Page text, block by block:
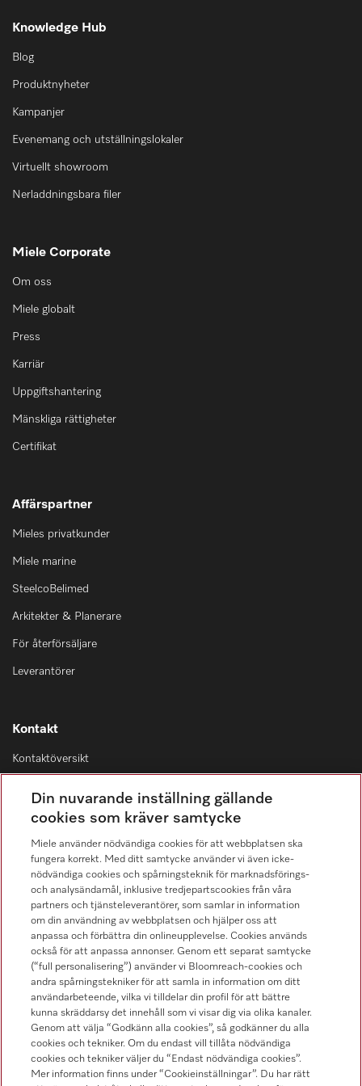
Knowledge Hub
Blog
Produktnyheter
Kampanjer
Evenemang och utställningslokaler
Virtuellt showroom
Nerladdningsbara filer
Miele Corporate
Om oss
Miele globalt
Press
Karriär
Uppgiftshantering
Mänskliga rättigheter
Certifikat
Affärspartner
Mieles privatkunder
Miele marine
SteelcoBelimed
Arkitekter & Planerare
För återförsäljare
Leverantörer
Kontakt
Kontaktöversikt
08-562 29 800
Hitta återförsäljare
Följ Miele Professional
Din nuvarande inställning gällande
cookies som kräver samtycke
Miele använder nödvändiga cookies för att webbplatsen ska
fungera korrekt. Med ditt samtycke använder vi även icke-
nödvändiga cookies och spårningsteknik för marknadsförings-
och analysändamål, inklusive tredjepartscookies från våra
partners och tjänsteleverantörer, som samlar in information
om din användning av webbplatsen och hjälper oss att
anpassa och förbättra din onlineupplevelse. Cookies används
också för att anpassa annonser. Genom ett separat samtycke
(“full personalisering”) använder vi Bloomreach-cookies och
andra spårningstekniker för att samla in information om ditt
användarbeteende, vilka vi tilldelar din profil för att bättre
kunna skräddarsy det innehåll som vi visar dig via olika kanaler.
Genom att välja “Godkänn alla cookies”, så godkänner du alla
cookies och tekniker. Om du endast vill tillåta nödvändiga
cookies och tekniker väljer du “Endast nödvändiga cookies”.
Mer information finns under “Cookieinställningar”. Du har rätt